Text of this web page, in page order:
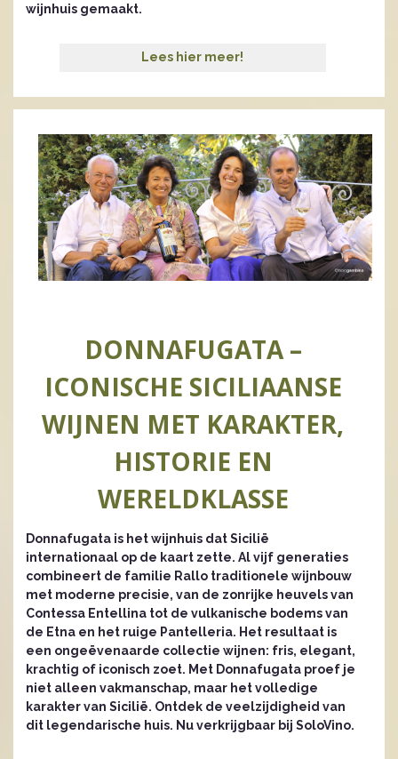
wijnhuis gemaakt.
Lees hier meer!
DONNAFUGATA –
ICONISCHE SICILIAANSE
WIJNEN MET KARAKTER,
HISTORIE EN
WERELDKLASSE
Donnafugata is het wijnhuis dat Sicilië
internationaal op de kaart zette. Al vijf generaties
combineert de familie Rallo traditionele wijnbouw
met moderne precisie, van de zonrijke heuvels van
Contessa Entellina tot de vulkanische bodems van
de Etna en het ruige Pantelleria. Het resultaat is
een ongeëvenaarde collectie wijnen: fris, elegant,
krachtig of iconisch zoet. Met Donnafugata proef je
niet alleen vakmanschap, maar het volledige
karakter van Sicilië. Ontdek de veelzijdigheid van
dit legendarische huis. Nu verkrijgbaar bij SoloVino.